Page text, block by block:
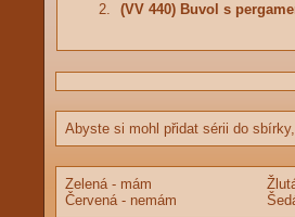
2.
(VV 440) Buvol s
Abyste si mohl přidat sérii do
Zelená - mám
Červená - nemám